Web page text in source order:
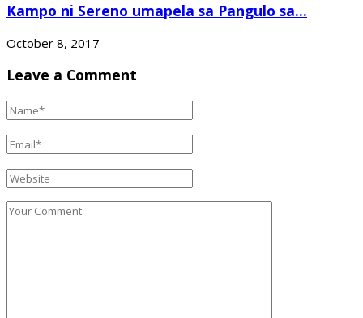
Kampo ni Sereno umapela sa Pangulo sa...
October 8, 2017
Leave a Comment